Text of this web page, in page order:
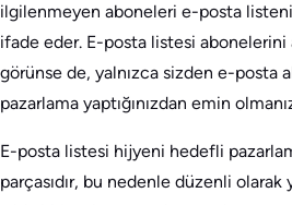
ilgilenmeyen aboneleri e-posta
ifade eder. E-posta listesi
görünse de, yalnızca sizden e-posta
pazarlama yaptığınızdan emin
E-posta listesi hijyeni hedefli
parçasıdır, bu nedenle düzenli olarak